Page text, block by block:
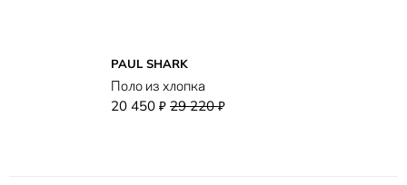
PAUL SHARK
Поло из хлопка
20 450 ₽ 29 220₽